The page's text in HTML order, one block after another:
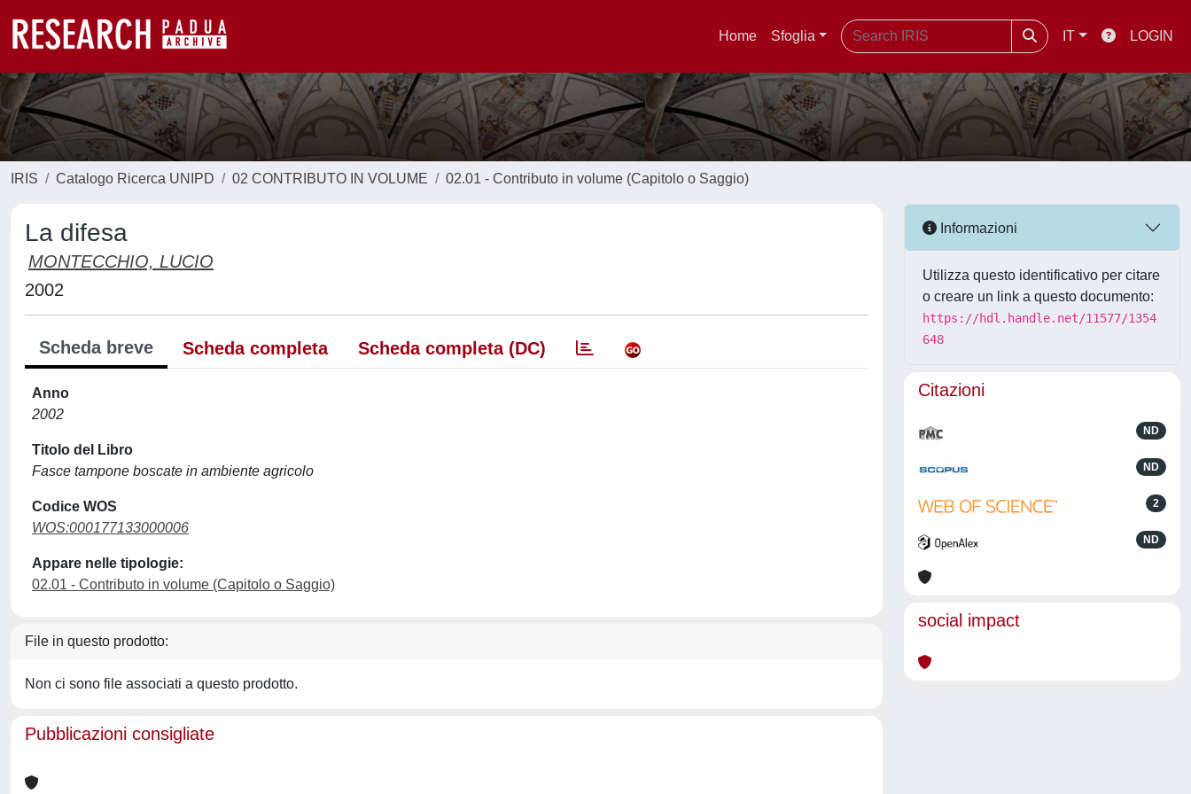
Home Sfoglia IT LOGIN
IRIS Catalogo Ricerca UNIPD 02 CONTRIBUTO IN VOLUME 02.01 - Contributo in volume (Capitolo o Saggio)
La difesa
MONTECCHIO, LUCIO
2002
Scheda breve Scheda completa Scheda completa (DC)
Anno
2002
Titolo del Libro
Fasce tampone boscate in ambiente agricolo
Codice WOS
WOS:000177133000006
Appare nelle tipologie:
02.01 - Contributo in volume (Capitolo o Saggio)
File in questo prodotto:
Non ci sono file associati a questo prodotto.
Pubblicazioni consigliate
Informazioni
Utilizza questo identificativo per citare
o creare un link a questo documento:
https://hdl.handle.net/11577/1354
648
Citazioni
ND
ND
2
ND
social impact